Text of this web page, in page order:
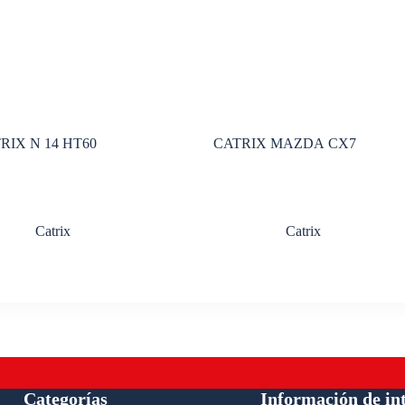
N 14 HT60
Catrix
CATRIX MAZDA CX7
Catrix
Categorías Información de